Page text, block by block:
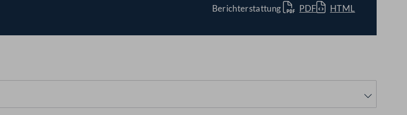
Berichterstattung
PDF HTML